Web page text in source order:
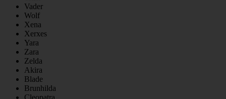
Vader
Wolf
Xena
Xerxes
Yara
Zara
Zelda
Akira
Blade
Brunhilda
Cleopatra